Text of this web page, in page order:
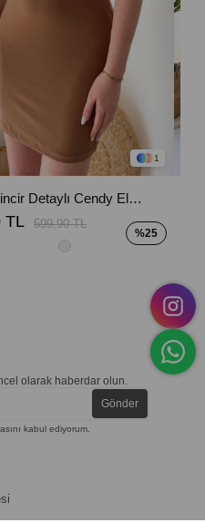
1
Omuz Zincir Detaylı Cendy Elbise - Kahverengi
TL 599,90 TL
%25
olarak haberdar olun.
Gönder
kabul ediyorum.